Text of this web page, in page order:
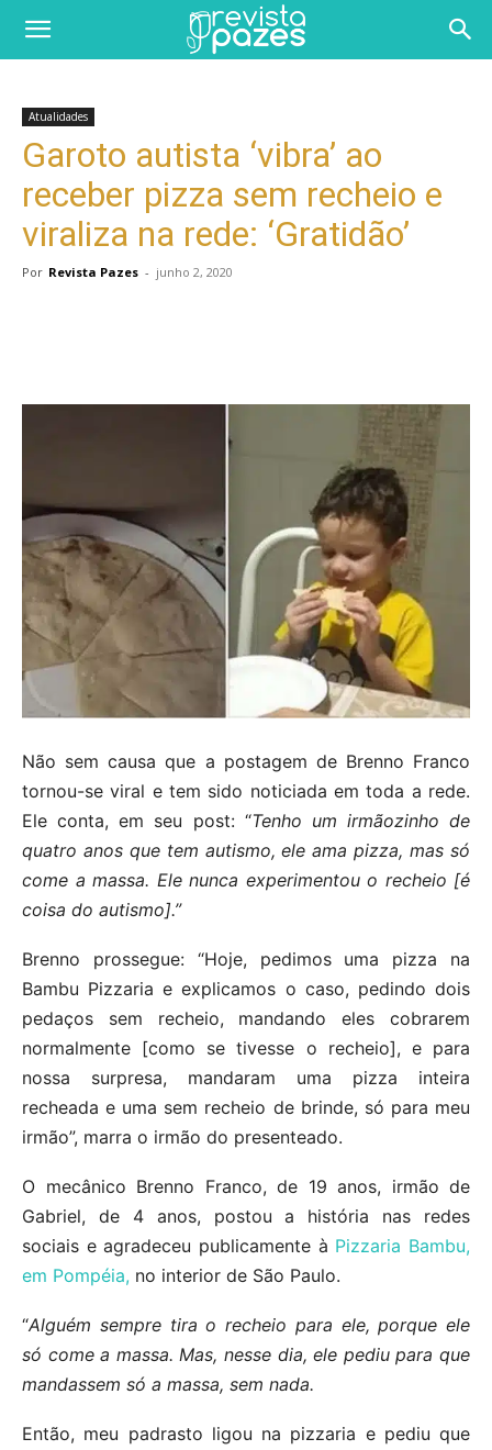
Atualidades
Garoto autista ‘vibra’ ao
receber pizza sem recheio e
viraliza na rede: ‘Gratidão’
Por Revista Pazes - junho 2, 2020
Não sem causa que a postagem de Brenno Franco
tornou-se viral e tem sido noticiada em toda a rede.
Ele conta, em seu post: “Tenho um irmãozinho de
quatro anos que tem autismo, ele ama pizza, mas só
come a massa. Ele nunca experimentou o recheio [é
coisa do autismo].”
Brenno prossegue: “Hoje, pedimos uma pizza na
Bambu Pizzaria e explicamos o caso, pedindo dois
pedaços sem recheio, mandando eles cobrarem
normalmente [como se tivesse o recheio], e para
nossa surpresa, mandaram uma pizza inteira
recheada e uma sem recheio de brinde, só para meu
irmão”, marra o irmão do presenteado.
O mecânico Brenno Franco, de 19 anos, irmão de
Gabriel, de 4 anos, postou a história nas redes
sociais e agradeceu publicamente à Pizzaria Bambu,
em Pompéia, no interior de São Paulo.
“Alguém sempre tira o recheio para ele, porque ele
só come a massa. Mas, nesse dia, ele pediu para que
mandassem só a massa, sem nada.
Então, meu padrasto ligou na pizzaria e pediu que